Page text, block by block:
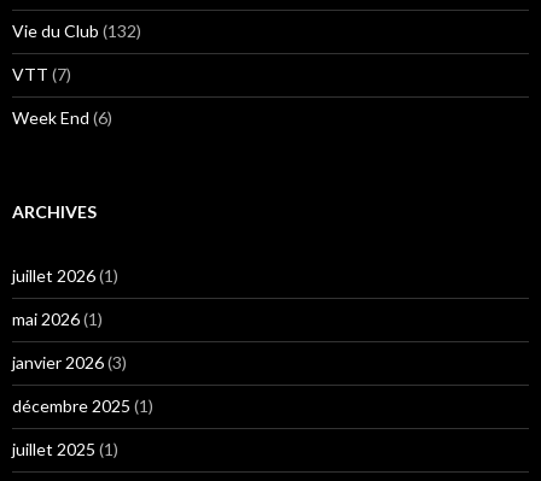
Vie du Club (132)
VTT (7)
Week End (6)
ARCHIVES
juillet 2026(1)
mai 2026(1)
janvier 2026(3)
décembre 2025 (1)
juillet 2025 (1)